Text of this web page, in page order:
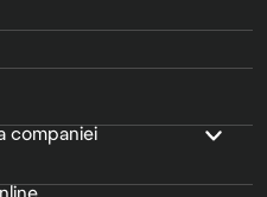
companiei